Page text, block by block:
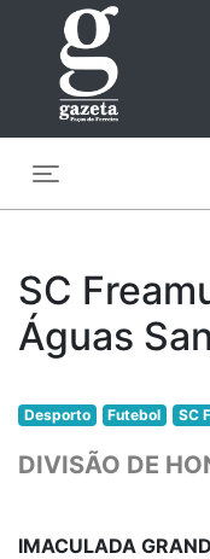
SC
Águas
Desporto Futebol SC
DIVISÃO DE
IMACULADA